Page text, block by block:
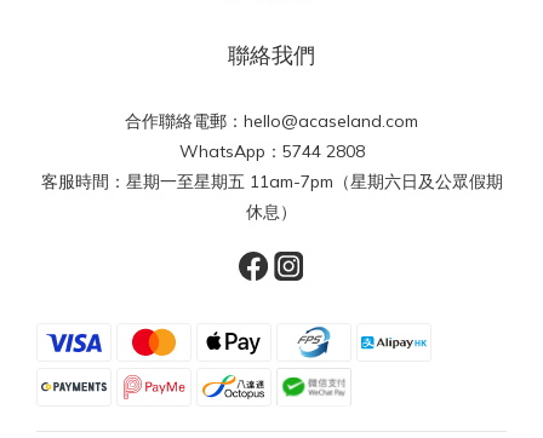
聯絡我們
合作聯絡電郵：hello@acaseland.com
WhatsApp：5744 2808
客服時間：星期一至星期五 11am-7pm（星期六日及公眾假期
休息）